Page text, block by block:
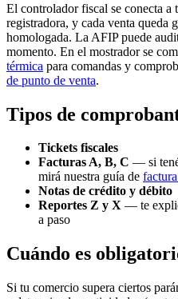
El controlador fiscal se conecta a
registradora, y cada venta queda
homologada. La AFIP puede
momento. En el mostrador se
térmica para comandas y
de punto de venta.
Tipos de
Tickets fiscales
Facturas A, B, C — si
mirá nuestra guía de
Notas de crédito y débito
Reportes Z y X — te
a paso
Cuándo es
Si tu comercio supera ciertos